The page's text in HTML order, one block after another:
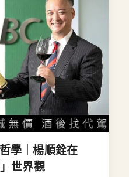
學｜楊順銓在
世界觀